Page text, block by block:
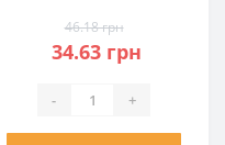
46.18 грн
34.63 грн
- +